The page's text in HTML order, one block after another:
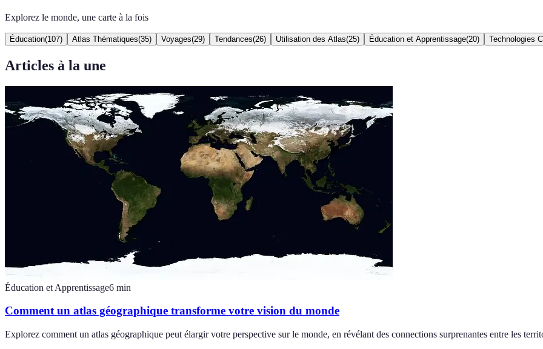
Explorez le monde, une carte à la fois
Éducation(107) Atlas Thématiques(35) Voyages(29) Tendances(26) Utilisation des Atlas(25) Éducation et Apprentissage(20) Technologies
Articles à la une
Éducation et Apprentissage6 min
Comment un atlas géographique transforme votre vision du monde
Explorez comment un atlas géographique peut élargir votre perspective sur le monde, en révélant des connections surprenantes entre les